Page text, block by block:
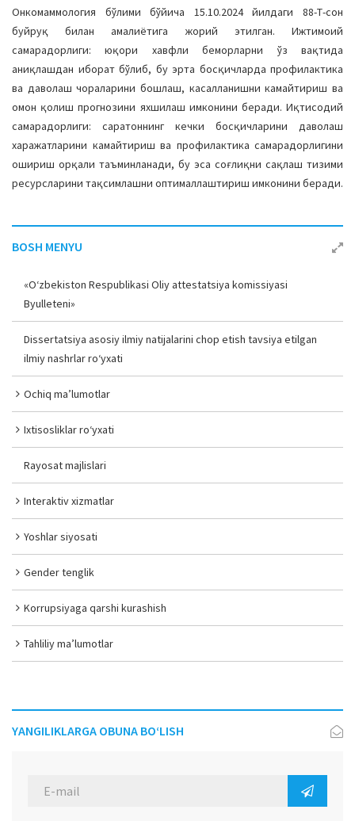
Онкомаммология бўлими бўйича 15.10.2024 йилдаги 88-Т-сон
буйруқ билан амалиётига жорий этилган. Ижтимоий
самарадорлиги: юқори хавфли беморларни ўз вақтида
аниқлашдан иборат бўлиб, бу эрта босқичларда профилактика
ва даволаш чораларини бошлаш, касалланишни камайтириш ва
омон қолиш прогнозини яхшилаш имконини беради. Иқтисодий
самарадорлиги: саратоннинг кечки босқичларини даволаш
харажатларини камайтириш ва профилактика самарадорлигини
ошириш орқали таъминланади, бу эса соғлиқни сақлаш тизими
ресурсларини тақсимлашни оптималлаштириш имконини беради.
BOSH MENYU
«O‘zbekiston Respublikasi Oliy attestatsiya komissiyasi
Byulleteni»
Dissertatsiya asosiy ilmiy natijalarini chop etish tavsiya etilgan
ilmiy nashrlar ro‘yxati
Ochiq ma’lumotlar
Ixtisosliklar ro‘yxati
Rayosat majlislari
Interaktiv xizmatlar
Yoshlar siyosati
Gender tenglik
Korrupsiyaga qarshi kurashish
Tahliliy ma’lumotlar
YANGILIKLARGA OBUNA BO‘LISH